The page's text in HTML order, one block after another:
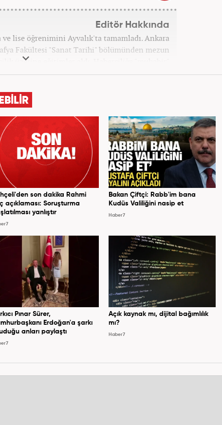
Editör Hakkında
lise öğrenimini Ayvalık'ta tamamladı. Ankara
Fakültesi "Sanat Tarihi" bölümünden mezun
üzerine eğitimler aldı. Haberciliğe "muhabir"
sonra Haber 7'ye geçti. Kariyerine, Haber7'de
son dakika Rahmi
açıklaması: Soruşturma
yanlıştır
Bakan Çiftçi: Rabb'im bana
Kudüs Valiliğini nasip et
Haber7
Pınar Sürer,
Erdoğan'a şarkı
anları paylaştı
Açık kaynak mı, dijital bağımlılık
mı?
Haber7